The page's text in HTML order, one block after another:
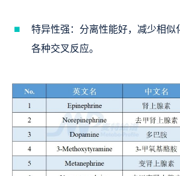
特异性强：分离性能好，减少相
各种交叉反应。